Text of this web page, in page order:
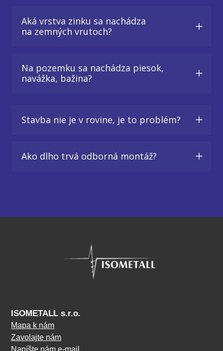
Aká vrstva zinku sa nachádza
na zemných vrutoch?
Na pozemku sa nachádza piesok,
navážka, bažina?
Stavba nie je v rovine, je to problém?
Ako dlho trvá odborná montáž?
ISOMETALL s.r.o.
Mapa k nám
Zavolajte nám
Napíšte nám e-mail